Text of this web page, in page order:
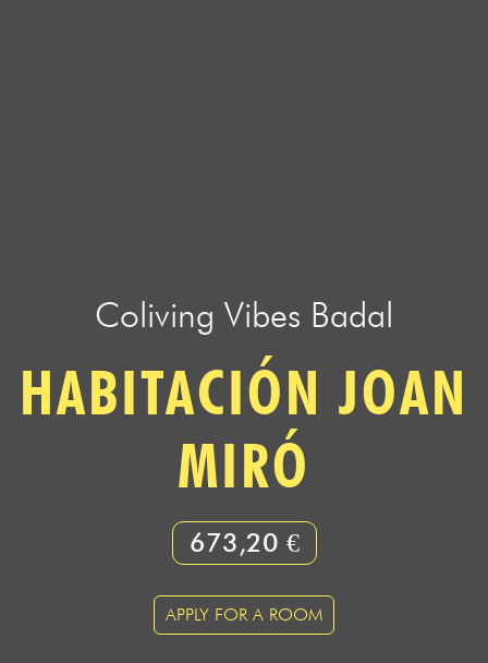
Coliving Vibes Badal
HABITACIÓN JOAN
MIRÓ
673,20 €
APPLY FOR A ROOM